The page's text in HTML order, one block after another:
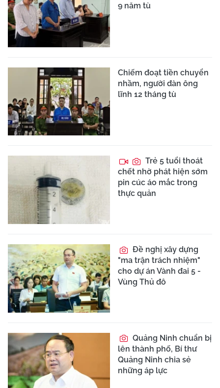
9 năm tù
Chiếm đoạt tiền chuyển
nhầm, người đàn ông
lĩnh 12 tháng tù
Trẻ 5 tuổi thoát
chết nhờ phát hiện sớm
pin cúc áo mắc trong
thực quản
Đề nghị xây dựng
"ma trận trách nhiệm"
cho dự án Vành đai 5 -
Vùng Thủ đô
Quảng Ninh chuẩn bị
lên thành phố, Bí thư
Quảng Ninh chia sẻ
những áp lực